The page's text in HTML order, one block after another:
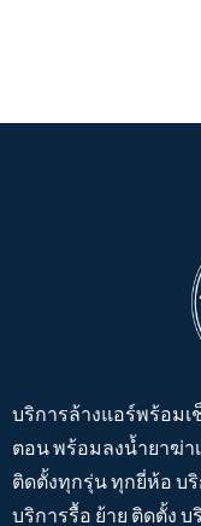
บริการล้างแอร์พร้อมเ
ตอน พร้อมลงน้ำยาฆ่
ติดตั้งทุกรุ่น ทุกยี่ห้อ บ
บริการรื้อ ย้าย ติดตั้ง